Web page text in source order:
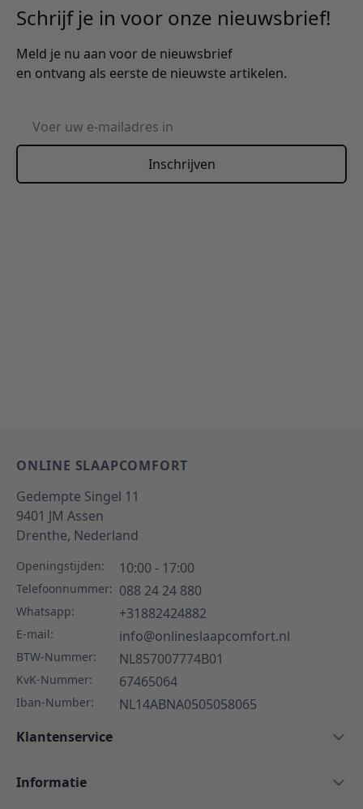
Schrijf je in voor onze nieuwsbrief!
Meld je nu aan voor de nieuwsbrief
en ontvang als eerste de nieuwste artikelen.
E-mailadres
Inschrijven
ONLINE SLAAPCOMFORT
Gedempte Singel 11
9401 JM Assen
Drenthe, Nederland
Openingstijden: 10:00 - 17:00
Telefoonnummer: 088 24 24 880
Whatsapp: +31882424882
E-mail: info@onlineslaapcomfort.nl
BTW-Nummer: NL857007774B01
KvK-Nummer: 67465064
Iban-Number:
NL14ABNA0505058065
Klantenservice
Informatie